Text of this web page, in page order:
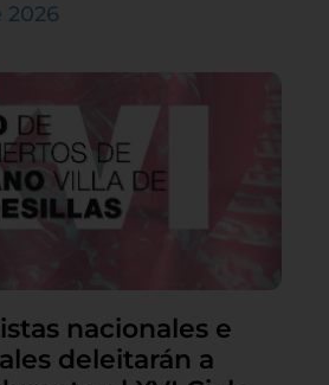
2026
nacionales e
deleitarán a